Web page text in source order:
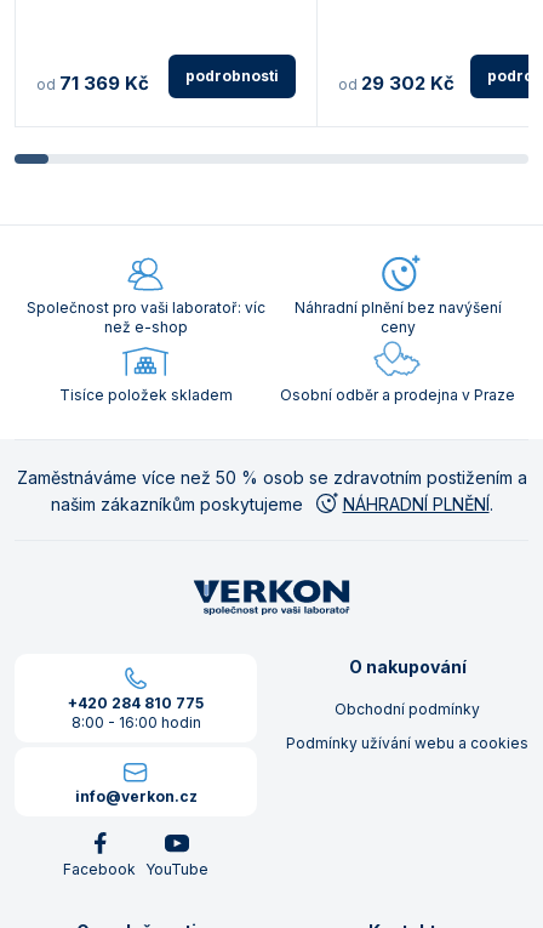
od 71 369 Kč podrobnosti od 29 302 Kč
Společnost pro vaši laboratoř: víc
než e-shop
Náhradní plnění bez navýšení
ceny
Tisíce položek skladem Osobní odběr a prodejna v Praze
Zaměstnáváme více než 50 % osob se zdravotním postižením a
našim zákazníkům poskytujeme
NÁHRADNÍ PLNĚNÍ.
+420 284 810 775
8:00 - 16:00 hodin
info@verkon.cz
Facebook YouTube
O nakupování
Obchodní podmínky
Podmínky užívání webu a cookies